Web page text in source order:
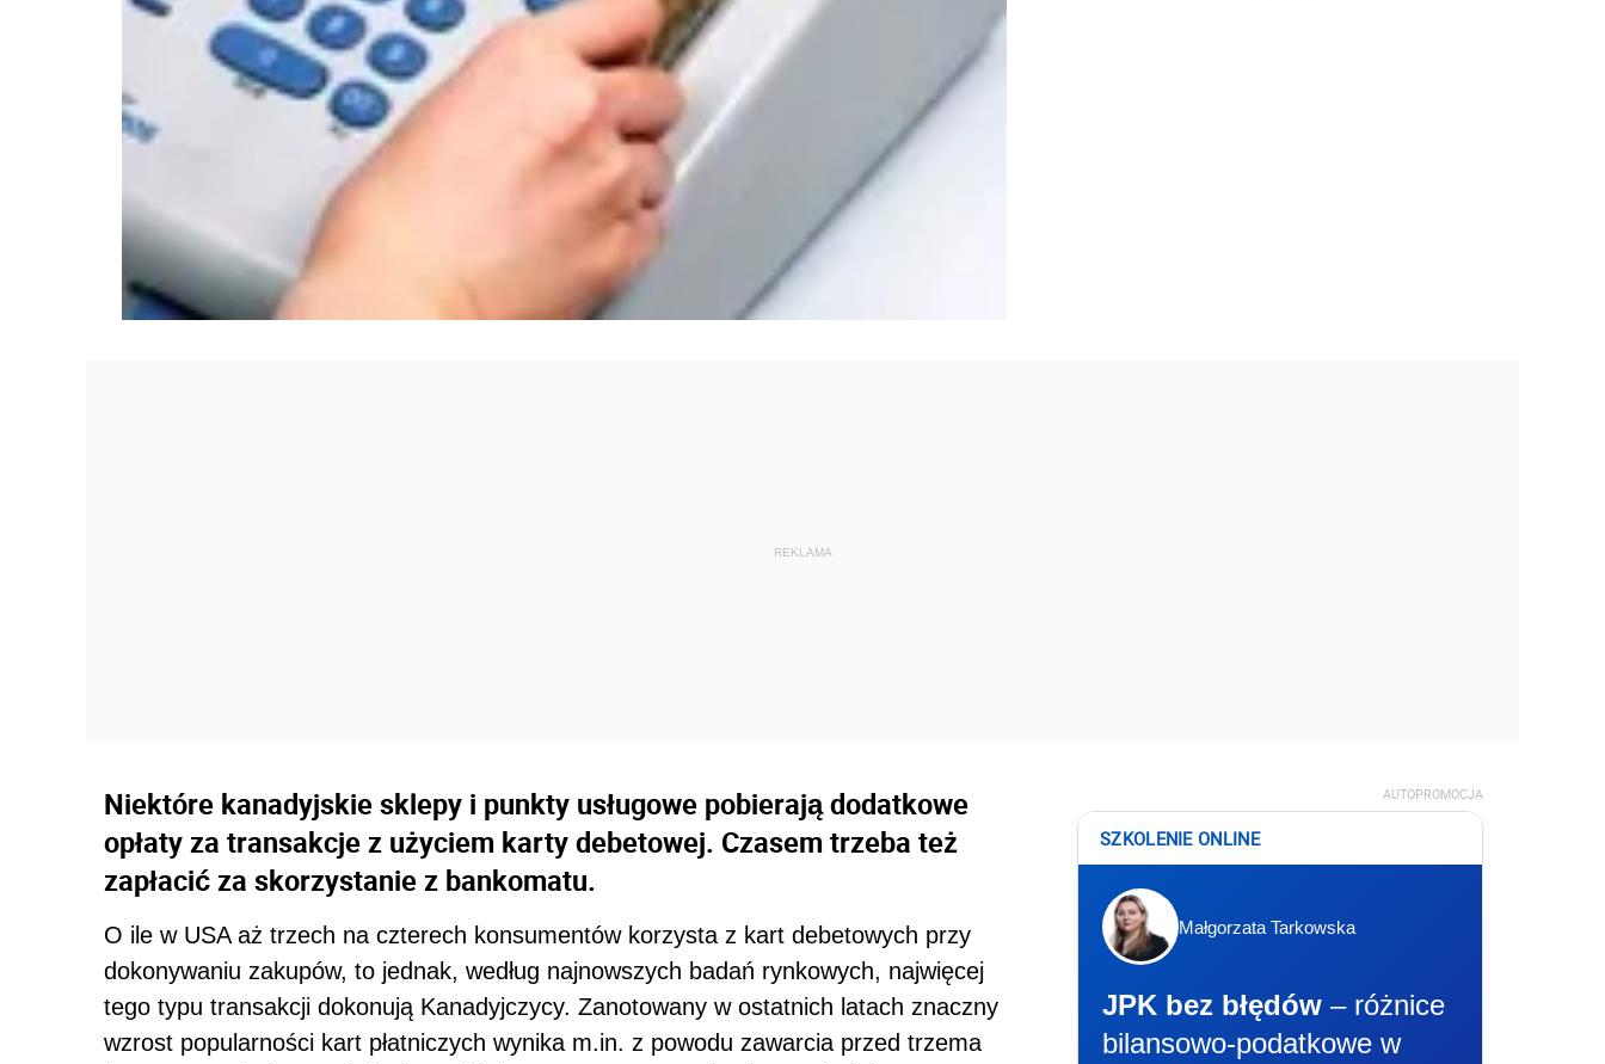
Niektóre kanadyjskie sklepy i punkty usługowe pobierają dodatkowe
opłaty za transakcje z użyciem karty debetowej. Czasem trzeba też
zapłacić za skorzystanie z bankomatu.
O ile w USA aż trzech na czterech konsumentów korzysta z kart debetowych przy
dokonywaniu zakupów, to jednak, według najnowszych badań rynkowych, najwięcej
tego typu transakcji dokonują Kanadyjczycy. Zanotowany w ostatnich latach znaczny
wzrost popularności kart płatniczych wynika m.in. z powodu zawarcia przed trzema
AUTOPROMOCJA
SZKOLENIE ONLINE
Małgorzata Tarkowska
JPK bez błędów – różnice
bilansowo-podatkowe w